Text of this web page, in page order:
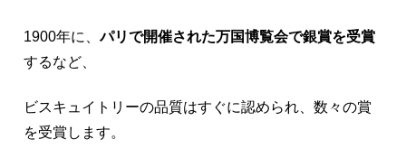
1900年に、パリで開催された万国博覧会で銀賞を受賞
するなど、
ビスキュイトリーの品質はすぐに認められ、数々の賞
を受賞します。